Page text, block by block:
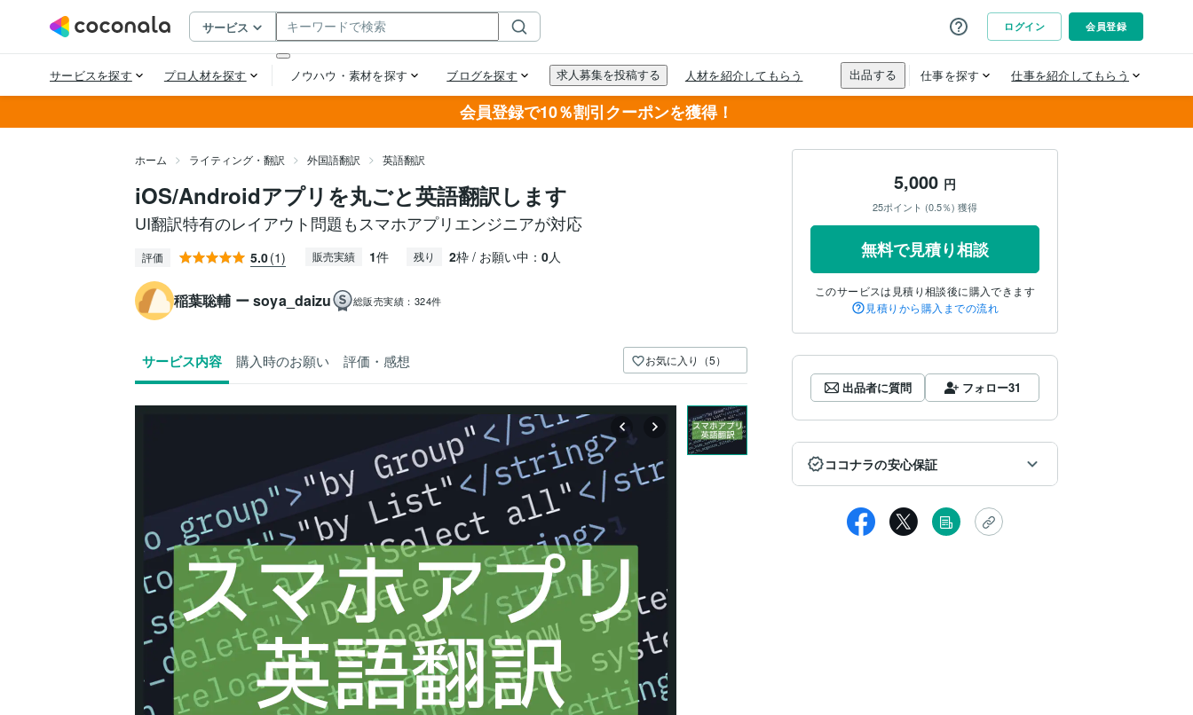
会員登録で10％割引クーポンを獲得！
ホーム ライティング・翻訳 外国語翻訳 英語翻訳
iOS/Androidアプリを丸ごと英語翻訳します
UI翻訳特有のレイアウト問題もスマホアプリエンジニアが対応
評価 5.0(1) 販売実績 1件 残り 2枠 / お願い中： 0人
稲葉聡輔 ー soya_daizu 総販売実績： 324件
サービス内容 購入時のお願い 評価・感想 お気に入り（5）
5,000 円
25ポイント (0.5％) 獲得
無料で見積り相談
このサービスは見積り相談後に購入できます
見積りから購入までの流れ
出品者に質問 フォロー31
ココナラの安心保証